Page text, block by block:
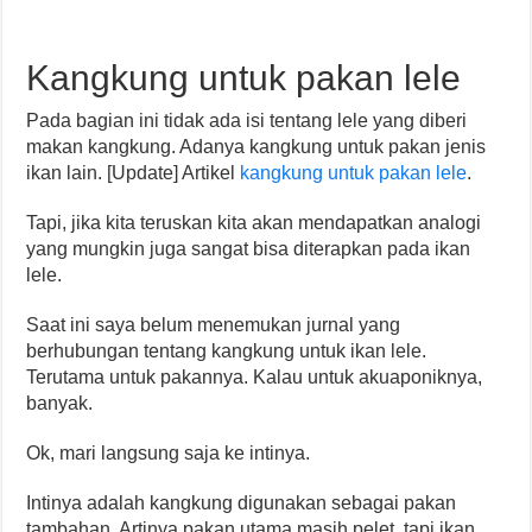
Kangkung untuk pakan lele
Pada bagian ini tidak ada isi tentang lele yang diberi
makan kangkung. Adanya kangkung untuk pakan jenis
ikan lain. [Update] Artikel kangkung untuk pakan lele.
Tapi, jika kita teruskan kita akan mendapatkan analogi
yang mungkin juga sangat bisa diterapkan pada ikan
lele.
Saat ini saya belum menemukan jurnal yang
berhubungan tentang kangkung untuk ikan lele.
Terutama untuk pakannya. Kalau untuk akuaponiknya,
banyak.
Ok, mari langsung saja ke intinya.
Intinya adalah kangkung digunakan sebagai pakan